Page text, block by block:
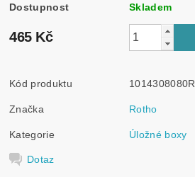
Dostupnost Skladem
465 Kč
Kód produktu 1014308080R
Značka Rotho
Kategorie Úložné boxy
Dotaz